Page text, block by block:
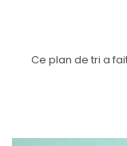
Ce plan de tri a